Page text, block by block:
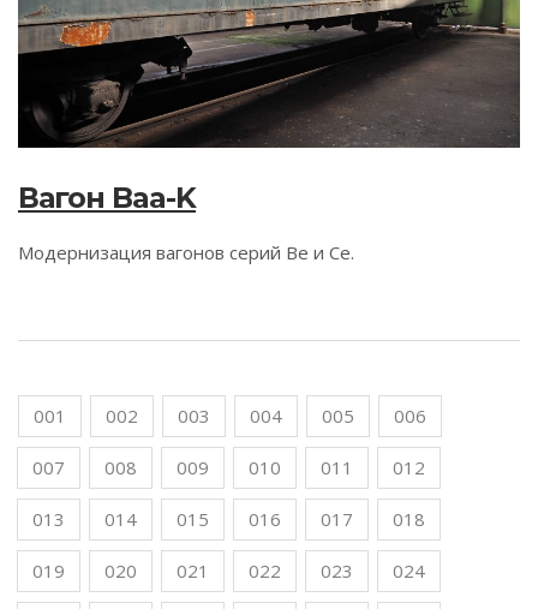
Вагон Baa-K
Модернизация вагонов серий Be и Сe.
001 002 003 004 005 006
007 008 009 010 011 012
013 014 015 016 017 018
019 020 021 022 023 024